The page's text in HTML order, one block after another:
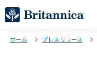
ホーム プレスリリース